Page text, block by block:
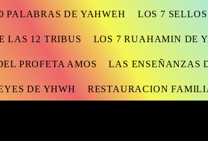
PALABRAS DE YAHWEH LOS 7
LAS 12 TRIBUS LOS 7 RUAHAMIN DE
PROFETA AMOS LAS ENSEÑANZAS
DE YHWH RESTAURACION